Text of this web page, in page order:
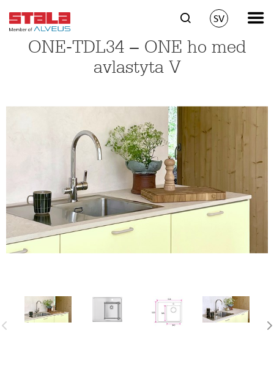
SV
ONE-TDL34 − ONE ho med
avlastyta V